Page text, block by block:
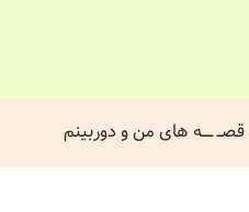
قصــ ـــــه های من و دوربینم